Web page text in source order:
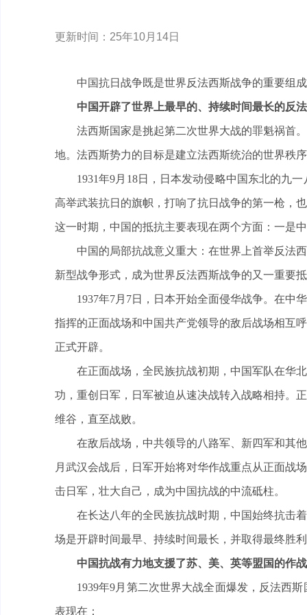
更新时间：25年10月14日
中国抗日战争既是世界反法西斯战争的重要组
中国开辟了世界上最早的、持续时间最长的反
法西斯国家是挑起第二次世界大战的罪魁祸首
地。法西斯势力的目标是建立法西斯统治的世界秩
1931年9月18日，日本发动侵略中国东北的九
高举武装抗日的旗帜，打响了抗日战争的第一枪，
这一时期，中国的抵抗主要表现在两个方面：一是
中国的局部抗战意义重大：在世界上首举反法
新型战争形式，成为世界反法西斯战争的又一重要
1937年7月7日，日本开始全面侵华战争。在中
指挥的正面战场和中国共产党领导的敌后战场相互
正式开辟。
在正面战场，全民族抗战初期，中国军队在华
功，重创日军，日军被迫从速决战转入战略相持。
维谷，直至战败。
在敌后战场，中共领导的八路军、新四军和其
月武汉会战后，日军开始将对华作战重点从正面战
击日军，壮大自己，成为中国抗战的中流砥柱。
在长达八年的全民族抗战时期，中国始终抗击
场是开辟时间最早、持续时间最长，并取得最终胜
中国抗战有力地支援了苏、美、英等盟国的作战
1939年9月第二次世界大战全面爆发，反法西
表现在：